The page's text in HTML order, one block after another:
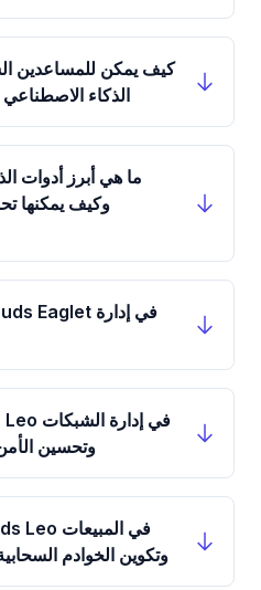
كيف يمكن للمساعدين
الذكاء
ما هي أبرز أدوات
وكيف يمكنها
وتحسين
وتكوين الخوادم